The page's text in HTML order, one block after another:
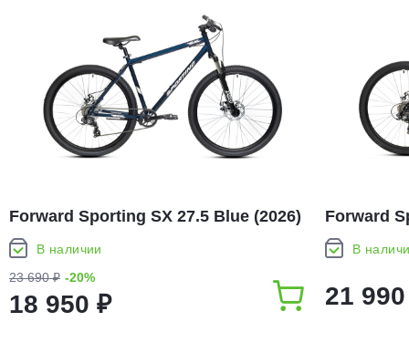
Forward Sporting SX 27.5 Blue (2026)
В наличии
23 690 ₽ -20%
18 950 ₽
Forward
В
21